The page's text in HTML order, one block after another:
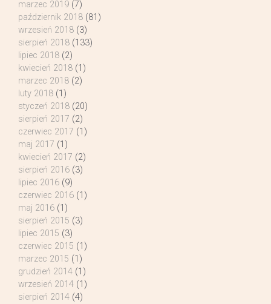
marzec 2019 (7)
październik 2018 (81)
wrzesień 2018 (3)
sierpień 2018 (133)
lipiec 2018 (2)
kwiecień 2018 (1)
marzec 2018 (2)
luty 2018 (1)
styczeń 2018 (20)
sierpień 2017 (2)
czerwiec 2017 (1)
maj 2017 (1)
kwiecień 2017 (2)
sierpień 2016 (3)
lipiec 2016 (9)
czerwiec 2016 (1)
maj 2016 (1)
sierpień 2015 (3)
lipiec 2015 (3)
czerwiec 2015 (1)
marzec 2015 (1)
grudzień 2014 (1)
wrzesień 2014 (1)
sierpień 2014 (4)